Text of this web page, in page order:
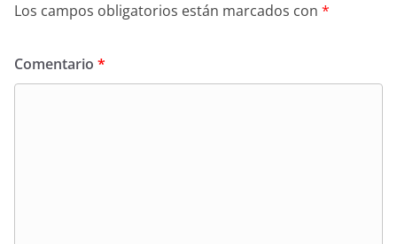
Los campos obligatorios están marcados con *
Comentario *